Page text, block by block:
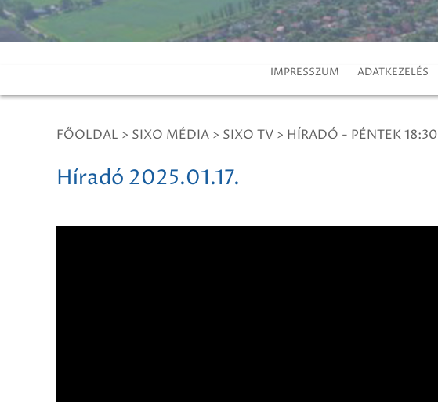
IMPRESSZUM ADATKEZELÉS
FŐOLDAL > SIXO MÉDIA > SIXO TV > HÍRADÓ - PÉNTEK 18:30
Híradó 2025.01.17.